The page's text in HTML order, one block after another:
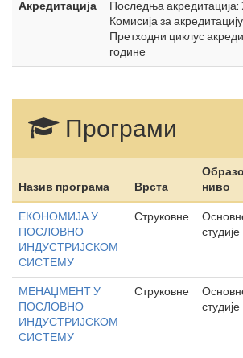
Акредитација
Последња акредитација:
Комисија за
Претходни циклус
године
Програми
Назив програма Врста
ниво
ЕКОНОМИЈА У
ПОСЛОВНО
ИНДУСТРИЈСКОМ
СИСТЕМУ
Струковне
студије
МЕНАЏМЕНТ У
ПОСЛОВНО
ИНДУСТРИЈСКОМ
СИСТЕМУ
Струковне
студије